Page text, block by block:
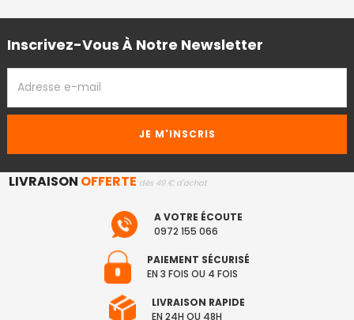
Inscrivez-Vous À Notre Newsletter
EMAIL
LIVRAISON OFFERTE dès 49 € d'achat
A VOTRE ÉCOUTE
0972 155 066
PAIEMENT SÉCURISÉ
EN 3 FOIS OU 4 FOIS
LIVRAISON RAPIDE
EN 24H OU 48H